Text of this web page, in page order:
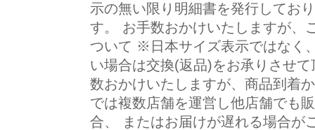
示の無い限り明細書を発行してお
す。 お手数おかけいたしますが、
ついて ※日本サイズ表示ではなく
い場合は交換(返品)をお承りさせ
数おかけいたしますが、商品到着
では複数店舗を運営し他店舗でも
合、 またはお届けが遅れる場合が